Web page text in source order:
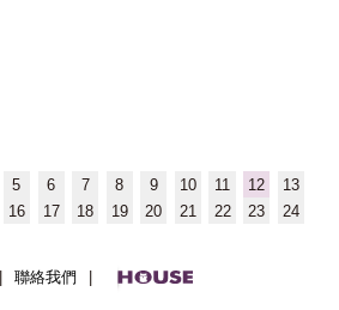
5 6 7 8 9 10 11 12
13
16 17 18 19 20 21 22 23 24
聯絡我們